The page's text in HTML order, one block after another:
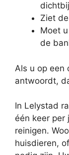
Ziet
Moet
de
Als u op een
antwoordt,
In Lelystad
één keer per
reinigen.
huisdieren,